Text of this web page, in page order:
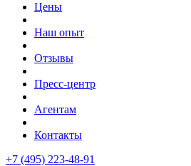
Цены
Наш опыт
Отзывы
Пресс-центр
Агентам
Контакты
+7 (495) 223-48-91